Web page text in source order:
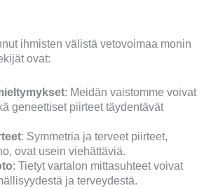
ihmisten välistä vetovoimaa monin
ovat:
: Meidän vaistomme voivat
geneettiset piirteet täydentävät
: Symmetria ja terveet piirteet,
ovat usein viehättäviä.
: Tietyt vartalon mittasuhteet voivat
ja terveydestä.